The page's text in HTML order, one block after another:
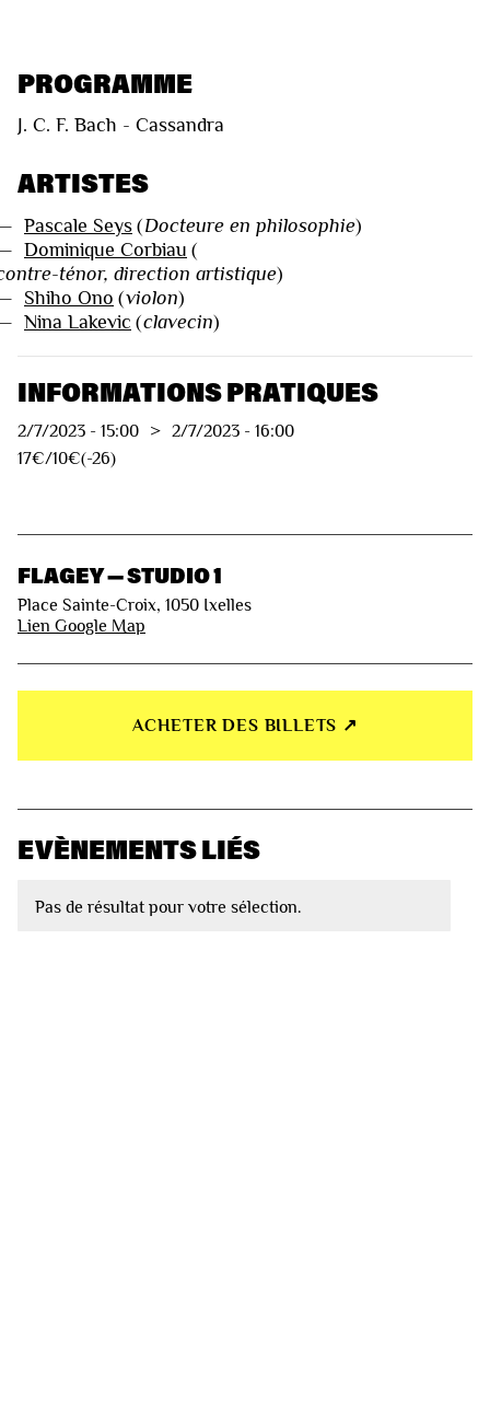
PROGRAMME
J. C. F. Bach - Cassandra
ARTISTES
Pascale Seys (Docteure en philosophie)
Dominique Corbiau (
ténor, direction artistique)
Shiho Ono (violon)
Nina Lakevic (clavecin)
INFORMATIONS PRATIQUES
2/7/2023 - 15:00 > 2/7/2023 - 16:00
17€/10€(-26)
FLAGEY — STUDIO 1
Place Sainte-Croix, 1050 Ixelles
Lien Google Map
ACHETER DES BILLETS ↗︎
EVÈNEMENTS LIÉS
Pas de résultat pour votre sélection.